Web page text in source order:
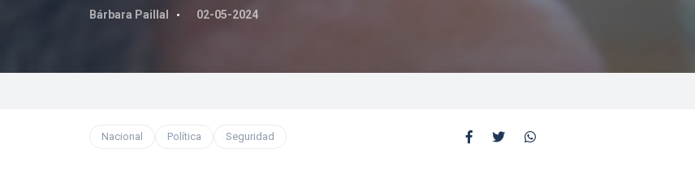
Bárbara Paillal 02-05-2024
Nacional Política Seguridad